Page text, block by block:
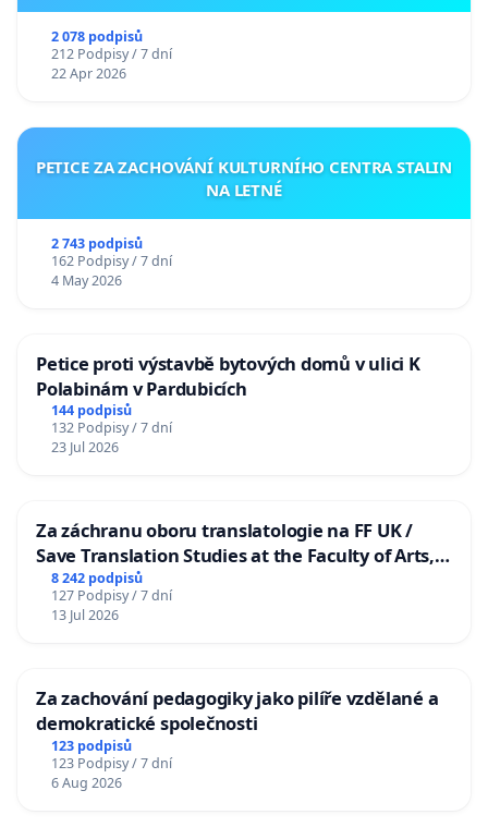
2 078 podpisů
212 Podpisy / 7 dní
22 Apr 2026
PETICE ZA ZACHOVÁNÍ KULTURNÍHO CENTRA STALIN
NA LETNÉ
2 743 podpisů
162 Podpisy / 7 dní
4 May 2026
Petice proti výstavbě bytových domů v ulici K
Polabinám v Pardubicích
144 podpisů
132 Podpisy / 7 dní
23 Jul 2026
Za záchranu oboru translatologie na FF UK /
Save Translation Studies at the Faculty of Arts,
Charles University
8 242 podpisů
127 Podpisy / 7 dní
13 Jul 2026
Za zachování pedagogiky jako pilíře vzdělané a
demokratické společnosti
123 podpisů
123 Podpisy / 7 dní
6 Aug 2026